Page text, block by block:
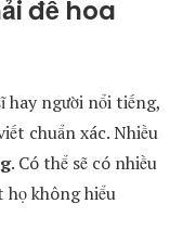
để hoa
người nổi tiếng,
chuẩn xác. Nhiều
. Có thể sẽ có nhiều
không hiểu